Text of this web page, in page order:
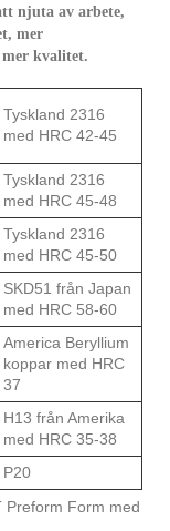
njuta av arbete,
mer
kvalitet.
Tyskland 2316
med HRC 42-45
Tyskland 2316
med HRC 45-48
Tyskland 2316
med HRC 45-50
SKD51 från Japan
med HRC 58-60
America Beryllium
koppar med HRC
37
H13 från Amerika
med HRC 35-38
P20
Preform Form med